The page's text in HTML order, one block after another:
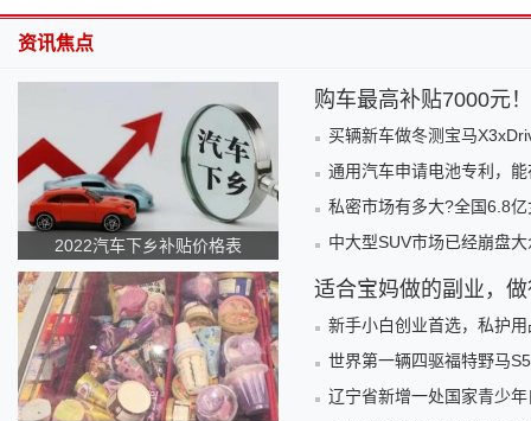
资讯焦点
2022汽车下乡补贴价格表
购车最高补贴7000元
买辆新车做冬测宝马
通用汽车申请电池专利，
私密市场有多大?全国6.8
中大型SUV市场已经崩盘
适合宝妈做的副业，
新手小白创业首选，私护
世界第一辆四驱福特野马
辽宁省新增一处国家青少